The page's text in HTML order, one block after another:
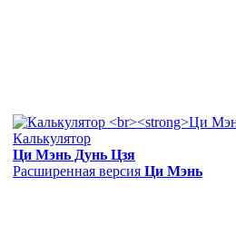
Калькулятор
Ци Мэнь Дунь Цзя
Расширенная версия Ци Мэнь